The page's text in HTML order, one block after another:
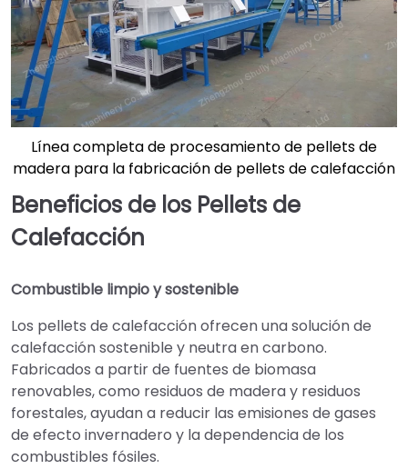
Línea completa de procesamiento de pellets de
madera para la fabricación de pellets de calefacción
Beneficios de los Pellets de
Calefacción
Combustible limpio y sostenible
Los pellets de calefacción ofrecen una solución de
calefacción sostenible y neutra en carbono.
Fabricados a partir de fuentes de biomasa
renovables, como residuos de madera y residuos
forestales, ayudan a reducir las emisiones de gases
de efecto invernadero y la dependencia de los
combustibles fósiles.